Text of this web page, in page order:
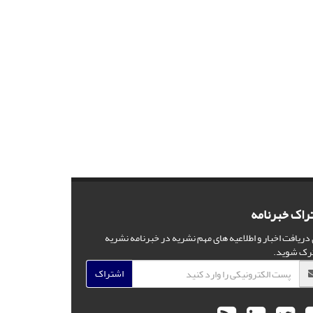
خبرنامه
دریافت اخبار و اطلاعیه های مهم نشریه در خبرنامه نشریه
شوید.
اشتراک